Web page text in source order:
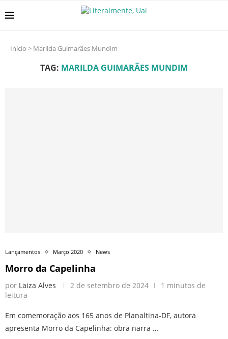
Início > Marilda Guimarães Mundim
TAG: MARILDA GUIMARÃES MUNDIM
Lançamentos Março 2020 News
Morro da Capelinha
por Laiza Alves 2 de setembro de 2024
1 minutos de
leitura
Em comemoração aos 165 anos de Planaltina-DF, autora
apresenta Morro da Capelinha: obra narra …